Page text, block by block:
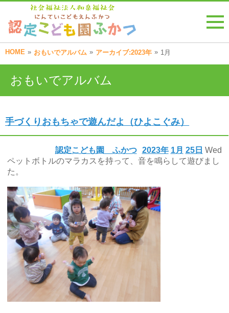
HOME » おもいでアルバム » アーカイブ:2023年 » 1月
おもいでアルバム
手づくりおもちゃで遊んだよ（ひよこぐみ）
2023年 1月 25日 Wed
認定こども園 ふかつ
ペットボトルのマラカスを持って、音を鳴らして遊びまし
た。